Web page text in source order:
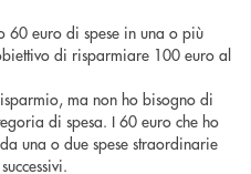
euro di spese in una o più
di risparmiare 100 euro al
ma non ho bisogno di
di spesa. I 60 euro che ho
una o due spese straordinarie